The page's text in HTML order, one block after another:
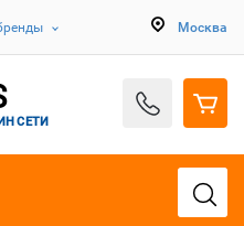
Москва
СЕТИ